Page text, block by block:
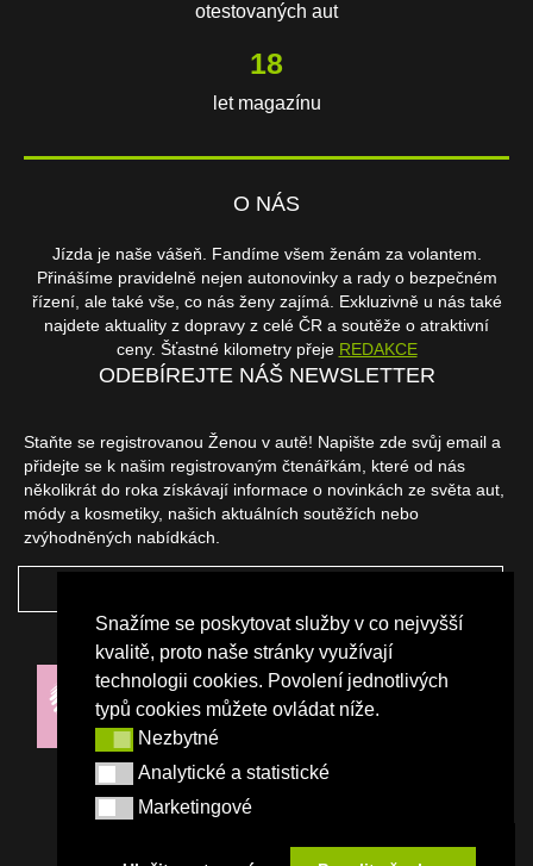
Snažíme se poskytovat služby v co nejvyšší
kvalitě, proto naše stránky využívají
technologii cookies. Povolení jednotlivých
typů cookies můžete ovládat níže.
NezbytnéNezbytné
Analytické a statistické
Analytické a statistické
Marketingové
Marketingové
otestovaných aut
18
let magazínu
O NÁS
Jízda je naše vášeň. Fandíme všem ženám za volantem.
Přinášíme pravidelně nejen autonovinky a rady o bezpečném
řízení, ale také vše, co nás ženy zajímá. Exkluzivně u nás také
najdete aktuality z dopravy z celé ČR a soutěže o atraktivní
ceny. Šťastné kilometry přeje REDAKCE
ODEBÍREJTE NÁŠ NEWSLETTER
Staňte se registrovanou Ženou v autě! Napište zde svůj email a
přidejte se k našim registrovaným čtenářkám, které od nás
několikrát do roka získávají informace o novinkách ze světa aut,
módy a kosmetiky, našich aktuálních soutěžích nebo
zvýhodněných nabídkách.
NAŠI PARTNEŘI